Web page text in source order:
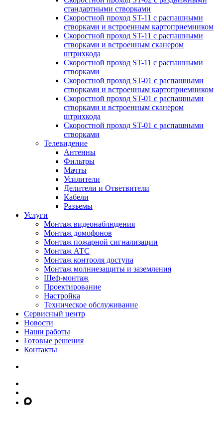
стандартными створками
Скоростной проход ST-11 с распашными
створками и встроенным картоприемником
Скоростной проход ST-11 с распашными
створками и встроенным сканером
штрихкода
Скоростной проход ST-11 с распашными
створками
Скоростной проход ST-01 с распашными
створками и встроенным картоприемником
Скоростной проход ST-01 с распашными
створками и встроенным сканером
штрихкода
Скоростной проход ST-01 с распашными
створками
Телевидение
Антенны
Фильтры
Мачты
Усилители
Делители и Ответвители
Кабели
Разъемы
Услуги
Монтаж видеонаблюдения
Монтаж домофонов
Монтаж пожарной сигнализации
Монтаж АТС
Монтаж контроля доступа
Монтаж молниезащиты и заземления
Шеф-монтаж
Проектирование
Настройка
Техническое обслуживание
Сервисный центр
Новости
Наши работы
Готовые решения
Контакты